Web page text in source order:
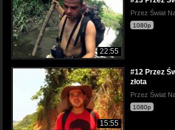
22:55
Przez Świat
1080p
15:55
#12 Przez
złota
Przez Świat
1080p